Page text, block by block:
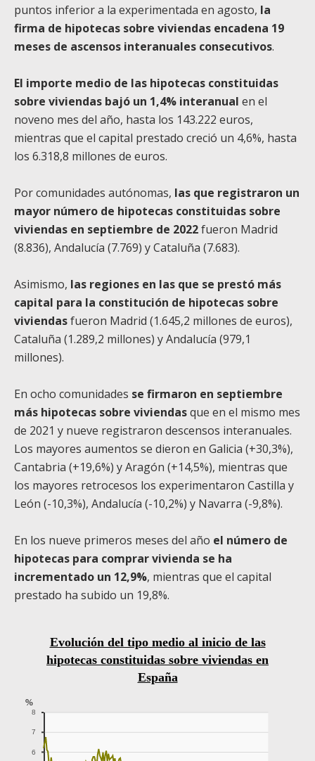
puntos inferior a la experimentada en agosto, la
firma de hipotecas sobre viviendas encadena 19
meses de ascensos interanuales consecutivos.
El importe medio de las hipotecas constituidas
sobre viviendas bajó un 1,4% interanual en el
noveno mes del año, hasta los 143.222 euros,
mientras que el capital prestado creció un 4,6%, hasta
los 6.318,8 millones de euros.
Por comunidades autónomas, las que registraron un
mayor número de hipotecas constituidas sobre
viviendas en septiembre de 2022fueron Madrid
(8.836), Andalucía (7.769) y Cataluña (7.683).
Asimismo, las regiones en las que se prestó más
capital para la constitución de hipotecas sobre
viviendasfueron Madrid (1.645,2 millones de euros),
Cataluña (1.289,2 millones) y Andalucía (979,1
millones).
En ocho comunidades se firmaron en septiembre
más hipotecas sobre viviendasque en el mismo mes
de 2021 y nueve registraron descensos interanuales.
Los mayores aumentos se dieron en Galicia (+30,3%),
Cantabria (+19,6%) y Aragón (+14,5%), mientras que
los mayores retrocesos los experimentaron Castilla y
León (-10,3%), Andalucía (-10,2%) y Navarra (-9,8%).
En los nueve primeros meses del año el número de
hipotecas para comprar vivienda se ha
incrementado un 12,9%, mientras que el capital
prestado ha subido un 19,8%.